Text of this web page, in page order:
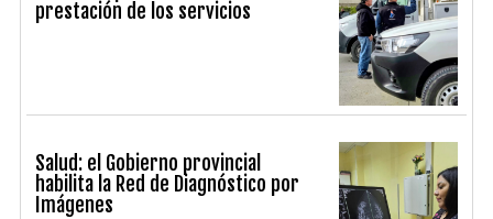
prestación de los servicios
Salud: el Gobierno provincial
habilita la Red de Diagnóstico por
Imágenes